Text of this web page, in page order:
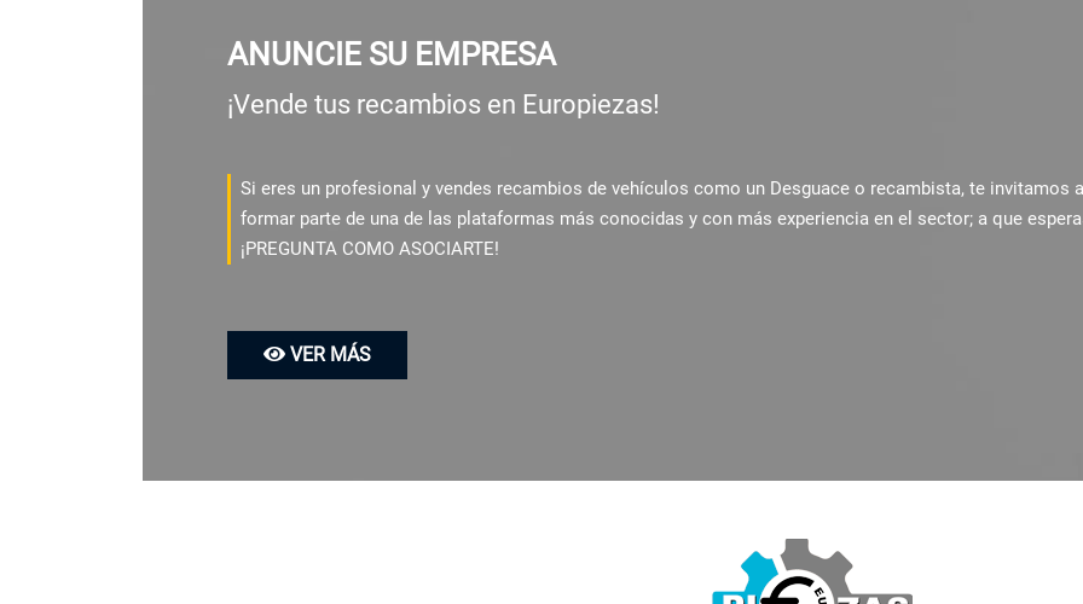
ANUNCIE SU EMPRESA
¡Vende tus recambios en Europiezas!
Si eres un profesional y vendes recambios de vehículos como un Desguace o recambista, te invitamos a
formar parte de una de las plataformas más conocidas y con más experiencia en el sector; a que
¡PREGUNTA COMO ASOCIARTE!
VER MÁS